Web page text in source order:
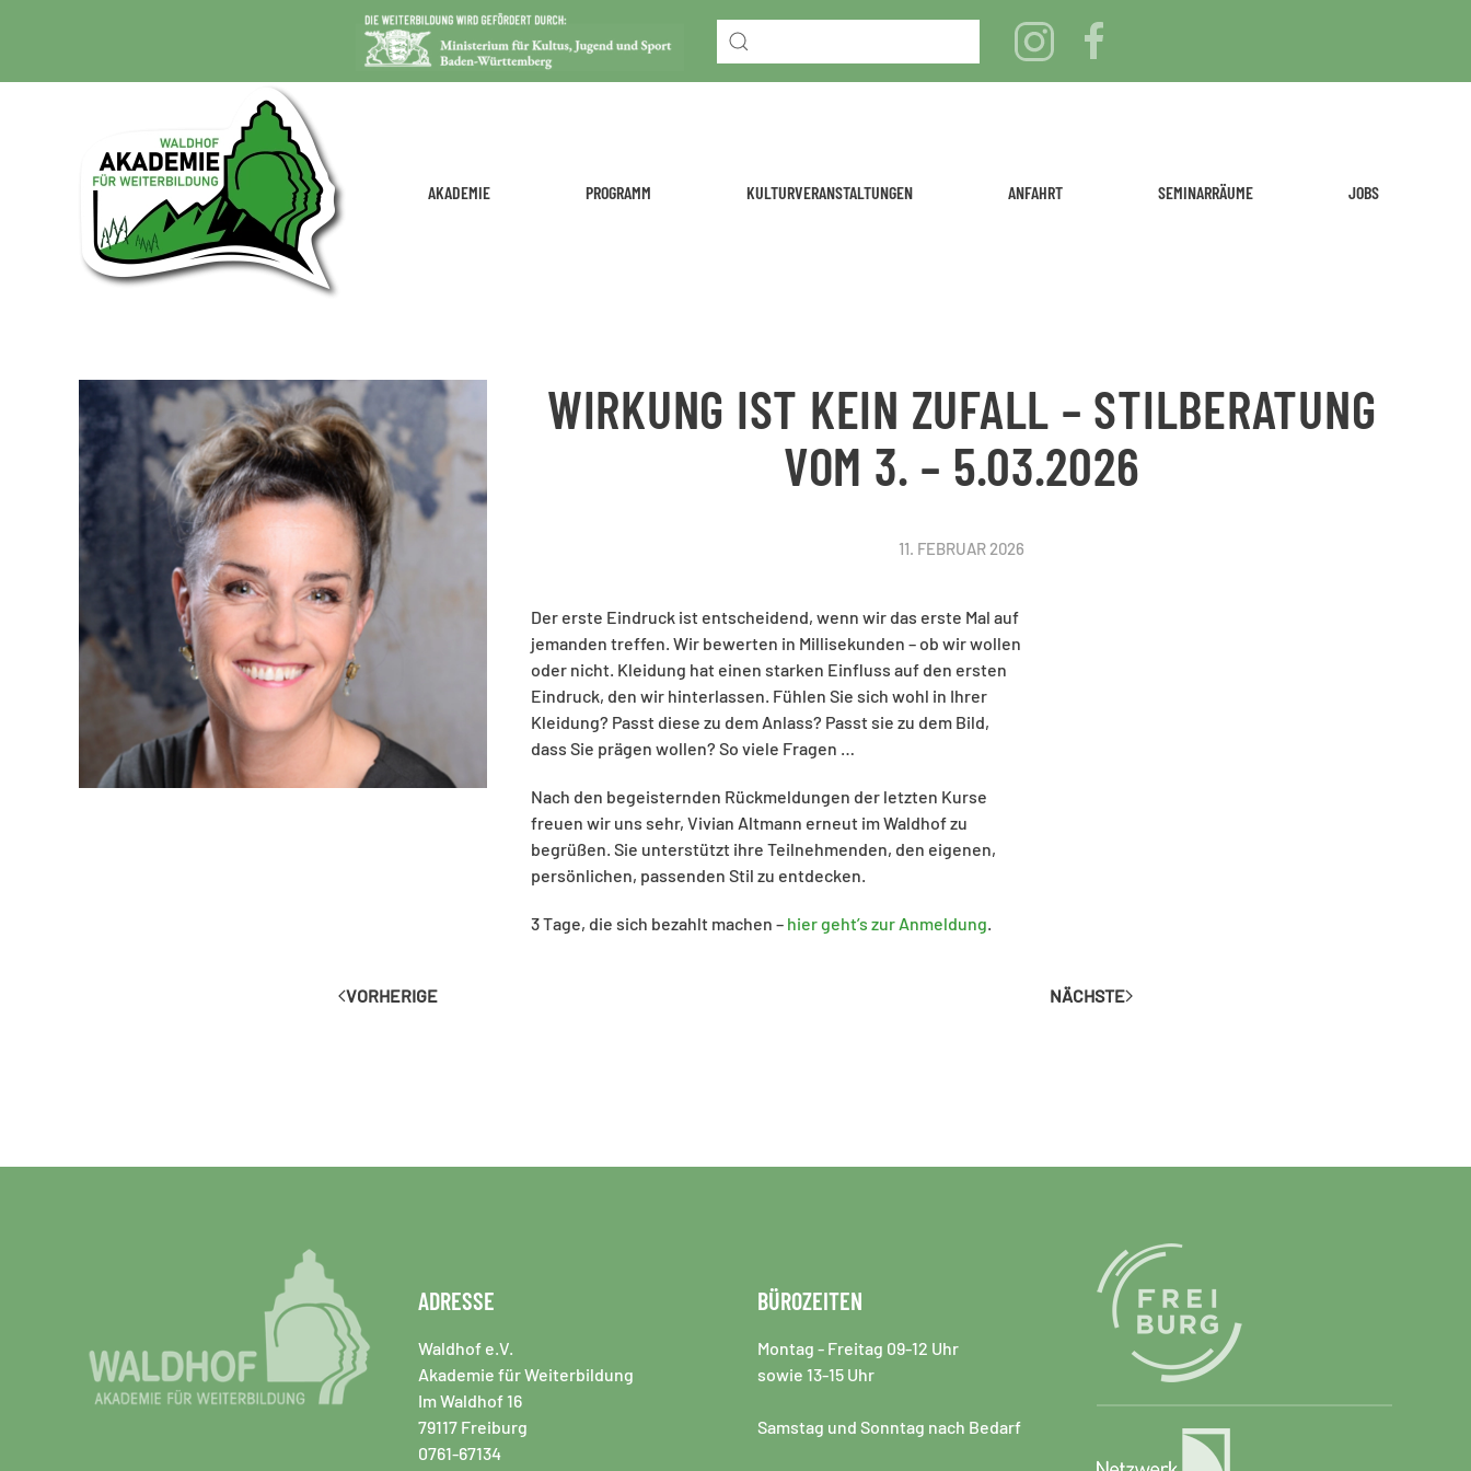
AKADEMIE PROGRAMM KULTURVERANSTALTUNGEN ANFAHRT SEMINARRÄUME JOBS
WIRKUNG IST KEIN ZUFALL – STILBERATUNG
VOM 3. – 5.03.2026
11. FEBRUAR 2026
Der erste Eindruck ist entscheidend, wenn wir das erste Mal auf
jemanden treffen. Wir bewerten in Millisekunden – ob wir wollen
oder nicht. Kleidung hat einen starken Einfluss auf den ersten
Eindruck, den wir hinterlassen. Fühlen Sie sich wohl in Ihrer
Kleidung? Passt diese zu dem Anlass? Passt sie zu dem Bild,
dass Sie prägen wollen? So viele Fragen …
Nach den begeisternden Rückmeldungen der letzten Kurse
freuen wir uns sehr, Vivian Altmann erneut im Waldhof zu
begrüßen. Sie unterstützt ihre Teilnehmenden, den eigenen,
persönlichen, passenden Stil zu entdecken.
3 Tage, die sich bezahlt machen – hier geht’s zur Anmeldung.
VORHERIGE NÄCHSTE
ADRESSE
Waldhof e.V.
Akademie für Weiterbildung
Im Waldhof 16
79117 Freiburg
0761-67134
BÜROZEITEN
Montag - Freitag 09-12 Uhr
sowie 13-15 Uhr
Samstag und Sonntag nach Bedarf